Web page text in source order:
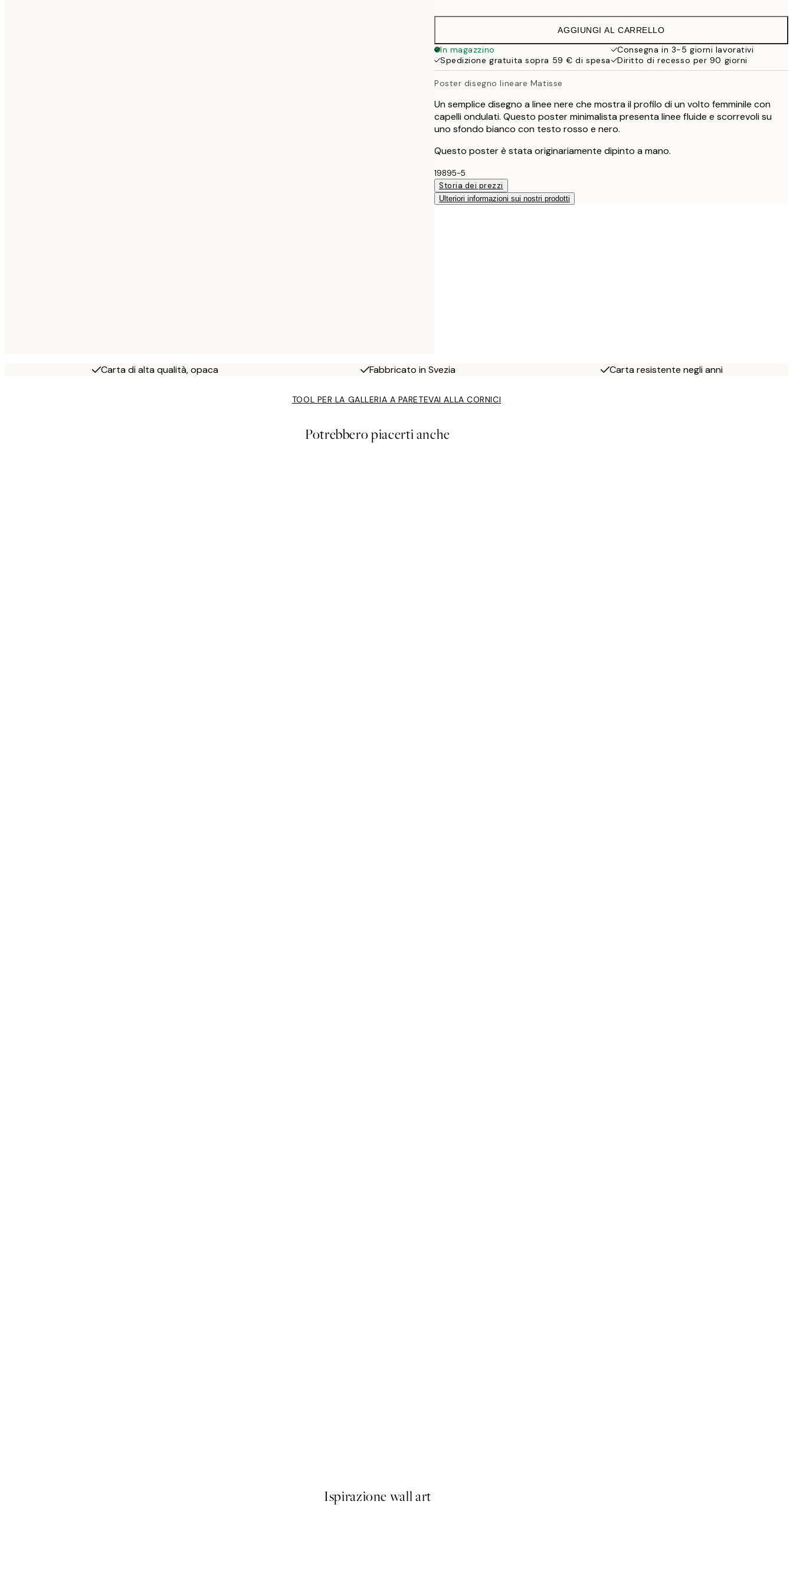
32,45 €
119 €
AGGIUNGI AL CARRELLO
In magazzino
Consegna in 3-5 giorni lavorativi
Spedizione gratuita sopra 59 € di spesa
Diritto di recesso per 90 giorni
Poster disegno lineare Matisse
Un semplice disegno a linee nere che mostra il profilo di un volto femminile con
capelli ondulati. Questo poster minimalista presenta linee fluide e scorrevoli su
uno sfondo bianco con testo rosso e nero.
Questo poster è stata originariamente dipinto a mano.
19895-5
Storia dei prezzi
Ulteriori informazioni sui nostri prodotti
Carta di alta qualità, opaca Fabbricato in Svezia Carta resistente negli anni
TOOL PER LA GALLERIA A PARETEVAI ALLA CORNICI
Potrebbero piacerti anche
Ispirazione wall art